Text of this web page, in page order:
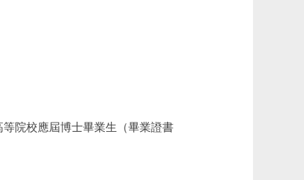
院校應屆博士畢業生（畢業證書